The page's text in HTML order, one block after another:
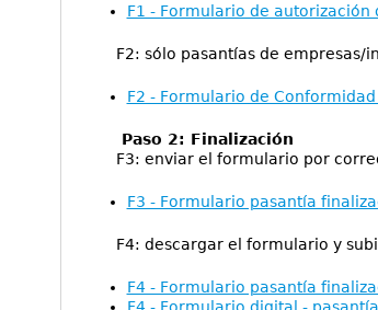
F1 - Formulario de autorización
F2: sólo pasantías de empresas/
F2 - Formulario de
Paso 2: Finalización
F3: enviar el formulario por
F3 - Formulario pasantía
F4: descargar el formulario y
F4 - Formulario pasantía
F4 - Formulario digital -